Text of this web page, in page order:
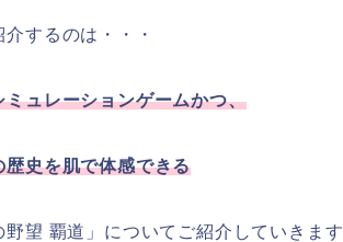
するのは・・・
ミュレーションゲームかつ、
歴史を肌で体感できる
野望 覇道」についてご紹介していきます